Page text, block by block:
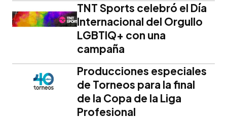
TNT Sports celebró el Día
Internacional del Orgullo
LGBTIQ+ con una
campaña
Producciones especiales
de Torneos para la final
de la Copa de la Liga
Profesional